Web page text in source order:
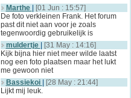
Marthe
[01 Jun : 15:57]
De foto verkleinen Frank. Het forum
past dit niet aan voor je zoals
tegenwoordig gebruikelijk is
muldertje
[31 May : 14:16]
Kijk bijna hier niet meer wilde laatst
nog een foto plaatsen maar het lukt
me gewoon niet
Bassiekoi
[28 May : 21:44]
Lijkt mij leuk.